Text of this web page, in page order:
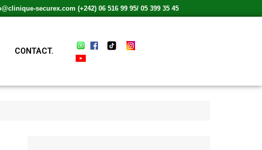
securex.com (+242) 06 516 99 95/ 05 399 35 45
CONTACT.